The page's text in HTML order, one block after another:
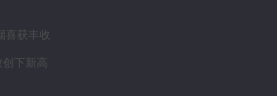
喜获丰收
创下新高